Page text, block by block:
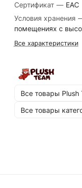
Сертификат — EAC
Условия хранения
помещениях с
Все характеристики
Все товары Plush
Все товары